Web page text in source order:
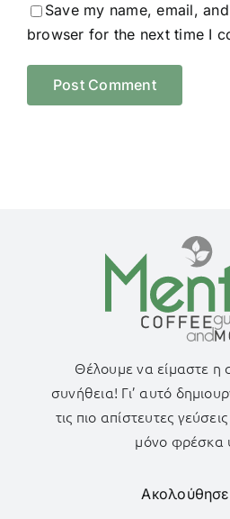
Save my name, email,
browser for the next time I
Θέλουμε να είμαστε η
συνήθεια! Γι’ αυτό
τις πιο απίστευτες
μόνο φρέσκα